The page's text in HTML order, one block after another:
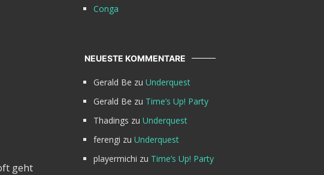
geht
Conga
NEUESTE KOMMENTARE
Gerald Be zu Underquest
Gerald Be zu Time’s Up! Party
Thadings zu Underquest
ferengi zu Underquest
playermichi zu Time’s Up! Party